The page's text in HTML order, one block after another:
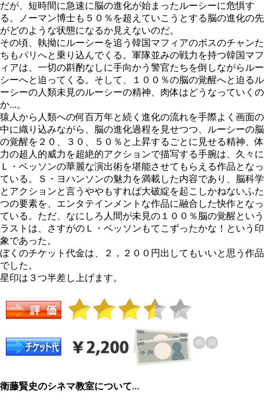
だが、短時間に急速に脳の進化が始まったルーシーに危惧す
る。ノーマン博士も５０％を超えていこうとする脳の進化の先
がどのような状態になるか見えないのだ。
その頃、執拗にルーシーを追う韓国マフィアのボスのチャンた
ちもパリへと乗り込んでくる。軍隊並みの戦力を持つ韓国マフ
ィアは、一切の斟酌なしに手向かう警官たちを倒しながらルー
シーへと迫ってくる。そして、１００％の脳の覚醒へと迫るル
ーシーの人類未見のルーシーの精神、肉体はどうなっていくの
か…。
猿人から人類への何百万年と続く進化の流れを手際よく画面の
中に織り込みながら、脳の進化過程を見せつつ、ルーシーの脳
の覚醒を２０、３０、５０％と上昇するごとに見せる精神、体
力の超人的威力を超絶的アクションで描写する手腕は、久々に
Ｌ・ベッソンの華麗な演出術を堪能させてもらえる作品となっ
ている。Ｓ・ヨハンソンの魅力を満載した内容であり、脳科学
とアクションと言うややもすれば大破綻を起こしかねないふた
つの要素を、エンタテインメントな作品に融合した快作となっ
ている。ただ、なにしろ人間が未見の１００％脳の覚醒という
ラストは、さすがのＬ・ベッソンもてこずったかな！という印
象であった。
ぼくのチケット代金は、２，２００円出してもいいと思う作品
でした。
星印は３つ半差し上げます。
衛藤賢史のシネマ教室について…